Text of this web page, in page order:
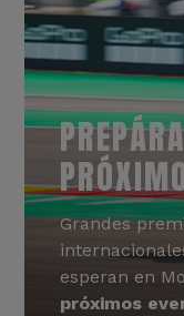
Grandes
esperan en
próximos